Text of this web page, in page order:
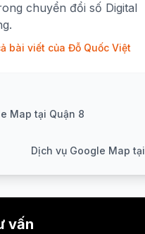
chuyển đổi số Digital
bài viết của Đỗ Quốc Việt
Map tại Quận 8
Dịch vụ Google Map
vấn